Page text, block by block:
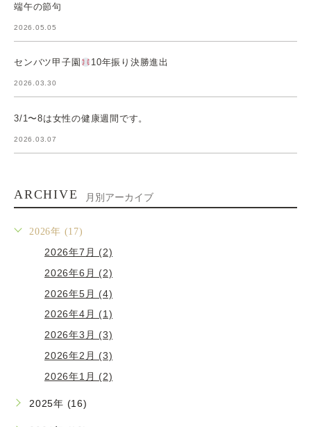
端午の節句
2026.05.05
センバツ甲子園 10年振り決勝進出
2026.03.30
3/1〜8は女性の健康週間です。
2026.03.07
ARCHIVE 月別アーカイブ
2026年 (17)
2026年7月 (2)
2026年6月 (2)
2026年5月 (4)
2026年4月 (1)
2026年3月 (3)
2026年2月 (3)
2026年1月 (2)
2025年 (16)